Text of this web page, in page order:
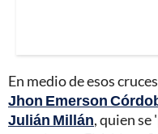
En medio de esos
Jhon Emerson
Julián Millán, quien se